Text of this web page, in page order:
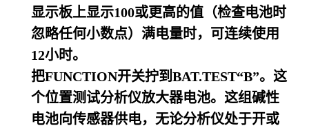
显示板上显示100或更高的值（检查电池时
忽略任何小数点）满电量时，可连续使用
12小时。
把FUNCTION开关拧到BAT.TEST“B”。这
个位置测试分析仪放大器电池。这组碱性
电池向传感器供电，无论分析仪处于开或